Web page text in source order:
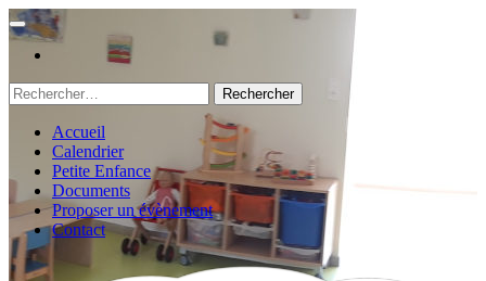
Rechercher :
Accueil
Calendrier
Petite Enfance
Documents
Proposer un évènement
Contact